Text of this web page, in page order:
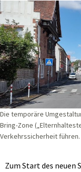
Die temporäre
Bring-Zone
Verkehrssicherheit
Zum Start des neuen